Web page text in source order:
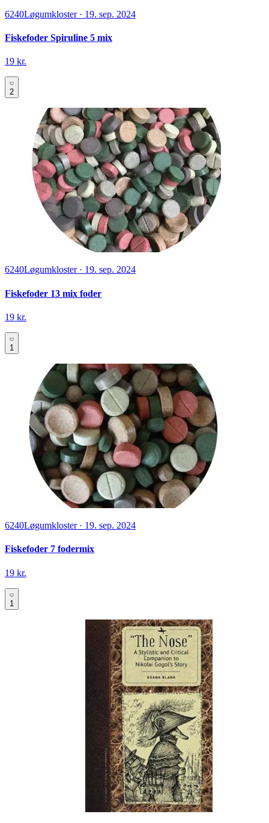
6240Løgumkloster· 19. sep. 2024
Fiskefoder Spiruline 5 mix
19 kr.
2
6240Løgumkloster· 19. sep. 2024
Fiskefoder 13 mix foder
19 kr.
1
6240Løgumkloster· 19. sep. 2024
Fiskefoder 7 fodermix
19 kr.
1